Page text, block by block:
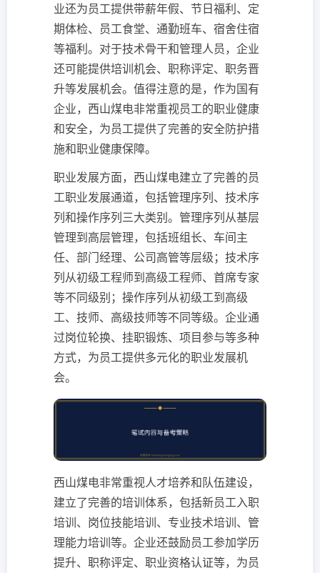
业还为员工提供带薪年假、节日福利、定
期体检、员工食堂、通勤班车、宿舍住宿
等福利。对于技术骨干和管理人员，企业
还可能提供培训机会、职称评定、职务晋
升等发展机会。值得注意的是，作为国有
企业，西山煤电非常重视员工的职业健康
和安全，为员工提供了完善的安全防护措
施和职业健康保障。
职业发展方面，西山煤电建立了完善的员
工职业发展通道，包括管理序列、技术序
列和操作序列三大类别。管理序列从基层
管理到高层管理，包括班组长、车间主
任、部门经理、公司高管等层级；技术序
列从初级工程师到高级工程师、首席专家
等不同级别；操作序列从初级工到高级
工、技师、高级技师等不同等级。企业通
过岗位轮换、挂职锻炼、项目参与等多种
方式，为员工提供多元化的职业发展机
会。
西山煤电非常重视人才培养和队伍建设，
建立了完善的培训体系，包括新员工入职
培训、岗位技能培训、专业技术培训、管
理能力培训等。企业还鼓励员工参加学历
提升、职称评定、职业资格认证等，为员